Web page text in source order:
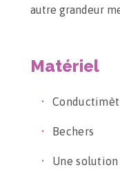
autre grandeur
Matériel
Bechers
Une